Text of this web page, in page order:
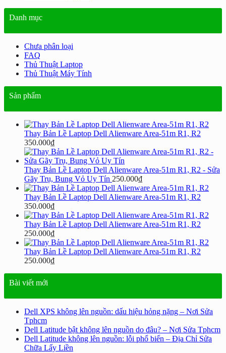
Danh mục
Chưa phân loại
FAQ
Thủ Thuật Laptop
Thủ Thuật Máy Tính
Sản phẩm
Thay Bản Lề Laptop Dell Alienware Area-51m R1, R2
350.000₫
Thay Bản Lề Laptop Dell Alienware Area-51m R1, R2 - Sửa
Gãy Trụ, Bung Vỏ Uy Tín 250.000₫
Thay Bản Lề Laptop Dell Alienware Area-51m R1, R2
350.000₫
Thay Bản Lề Laptop Dell Alienware Area-51m R1, R2
250.000₫
Thay Bản Lề Laptop Dell Alienware Area-51m R1, R2
250.000₫
Bài viết mới
Dell XPS không lên nguồn: dấu hiệu hỏng nặng – Nơi Sửa
Tphcm
Dell Latitude bật không lên nguồn do đâu? – Nơi Sửa Tphcm
Dell Latitude không lên nguồn: lỗi phổ biến – Địa Chỉ Sửa
Chữa Lấy Liền